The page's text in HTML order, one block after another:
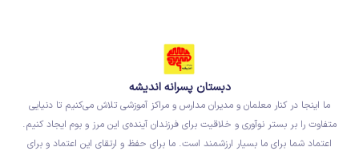
دبستان پسرانه اندیشه
ما اینجا در کنار معلمان و مدیران مدارس و مراکز آموزشی تلاش می‌کنیم تا دنیایی
متفاوت را بر بستر نوآوری و خلاقیت برای فرزندان آینده‌ی این مرز و بوم ایجاد کنیم.
اعتماد شما برای ما بسیار ارزشمند است. ما برای حفظ و ارتقای این اعتماد و برای